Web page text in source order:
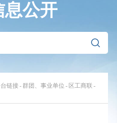
息公开
链接- 群团、事业单位 - 区工商联 -